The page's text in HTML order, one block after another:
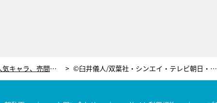
『クレヨンしんちゃん』の人気キャラ、売間久里代！クセ強すぎなその魅力 ©臼井儀人/双葉社・シンエイ・テレビ朝日・ADK